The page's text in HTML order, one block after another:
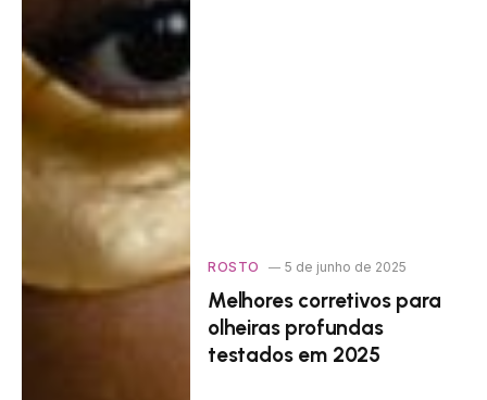
ROSTO 5 de junho de 2025
Melhores corretivos para
olheiras profundas
testados em 2025